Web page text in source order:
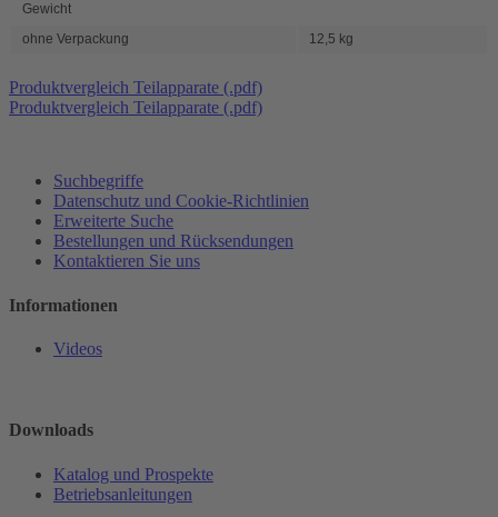
Gewicht
ohne Verpackung
12,5 kg
Produktvergleich Teilapparate (.pdf)
Produktvergleich Teilapparate (.pdf)
Suchbegriffe
Datenschutz und Cookie-Richtlinien
Erweiterte Suche
Bestellungen und Rücksendungen
Kontaktieren Sie uns
Informationen
Videos
Downloads
Katalog und Prospekte
Betriebsanleitungen